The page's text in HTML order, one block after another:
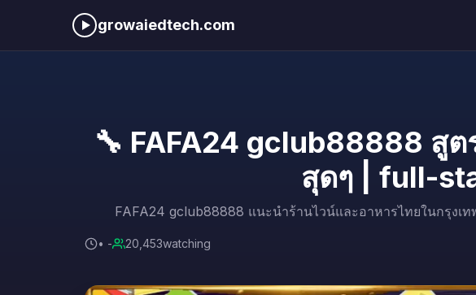
growaiedtech.com
🔧 FAFA24 gclub88888 สู
สุดๆ | full-
FAFA24 gclub88888 แนะนำร้านไวน์และอาหารไทยในกรุงเ
• - 20,408watching